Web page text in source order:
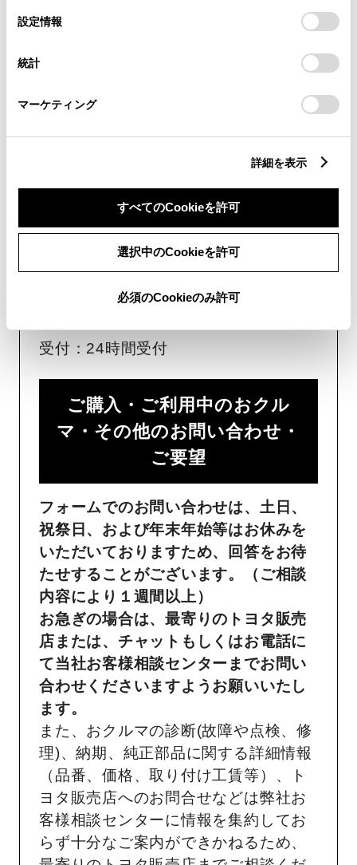
デバイスにすべてのCookie(クッキー)が保存されることに同
意したことになります。Cookie(クッキー)のオプトアウト、
設定の変更、同意を撤回したりするにあたっては、当社の
「Cookie（クッキー）情報の取り扱いについて
」をご覧くだ
設定情報
統計
マーケティング
詳細を表示
すべてのCookieを許可
選択中のCookieを許可
必須のCookieのみ許可
受付：10:00～18:00
画面右下の
チャットでのお問い合わせはお待たせ
受付：24時間受付
ご購入・ご利用中のおクル
マ・その他のお問い合わせ・
ご要望​
フォームでのお問い合わせは、土日、
祝祭日、および年末年始等はお休みを
いただいておりますため、回答をお待
たせすることがございます。（ご相談
内容により１週間以上）
お急ぎの場合は、最寄りのトヨタ販売
店または、チャットもしくはお電話に
て当社お客様相談センターまでお問い
合わせくださいますようお願いいたし
ます。
また、おクルマの診断(故障や点検、修
理)、納期、純正部品に関する詳細情報
（品番、価格、取り付け工賃等）、ト
ヨタ販売店へのお問合せなどは弊社お
客様相談センターに情報を集約してお
らず十分なご案内ができかねるため、